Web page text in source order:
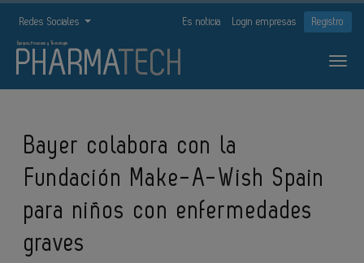
Redes Sociales Es noticia Login empresas Registro
Bayer colabora con la
Fundación Make-A-Wish Spain
para niños con enfermedades
graves